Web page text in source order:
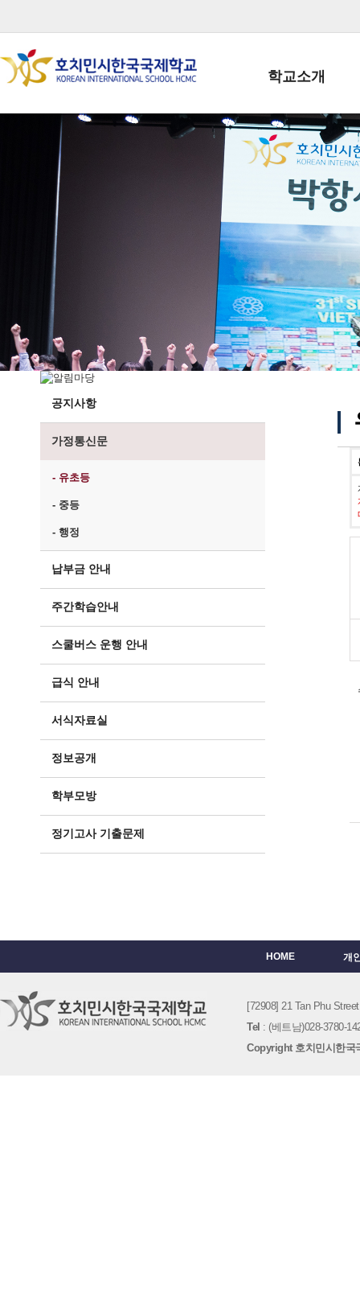
학교소개
학교장인사말
학생회장인사말
학교상징
학교 CI
교직원현황
학생현황
위치/전화
전경사진
공지사항
가정통신문
- 유초등
- 중등
- 행정
납부금 안내
주간학습안내
스쿨버스 운행 안내
급식 안내
서식자료실
정보공개
학부모방
정기고사 기출문제
HOME 개
[72908] 21 Tan Phu
Tel : (베트남)028-3780-
Copyright 호치민시한국